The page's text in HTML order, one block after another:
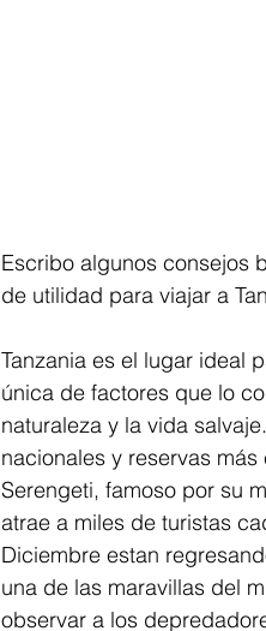
Escribo algunos consejos
de utilidad para viajar a
Tanzania es el lugar ideal
única de factores que lo
naturaleza y la vida
nacionales y reservas
Serengeti, famoso por su
atrae a miles de turistas
Diciembre estan
una de las maravillas del
observar a los